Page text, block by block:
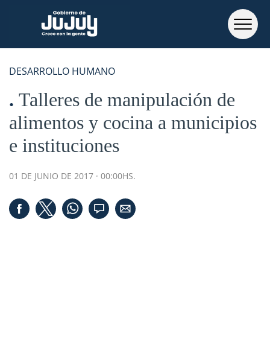
DESARROLLO HUMANO
Talleres de manipulación de
alimentos y cocina a municipios
e instituciones
01 DE JUNIO DE 2017 · 00:00HS.